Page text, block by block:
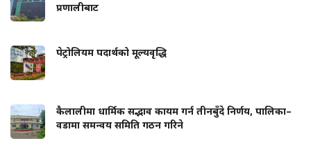
प्रणालीबाट
पेट्रोलियम पदार्थको मूल्यवृद्धि
कैलालीमा धार्मिक सद्भाव कायम गर्न तीनबुँदे निर्णय, पालिका–
वडामा समन्वय समिति गठन गरिने